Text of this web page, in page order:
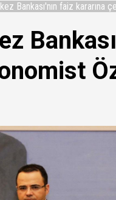
Atik: "Bakan
tüm kardeş
Bankası'nın faiz kararına